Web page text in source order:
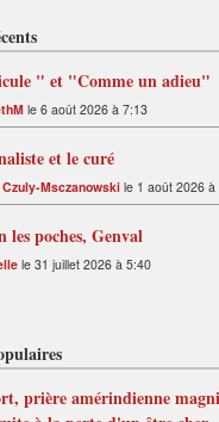
" et "Comme un adieu"
le 6 août 2026 à 7:13
et le curé
Msczanowski le 1 août 2026 à
les poches, Genval
le 31 juillet 2026 à 5:40
prière amérindienne